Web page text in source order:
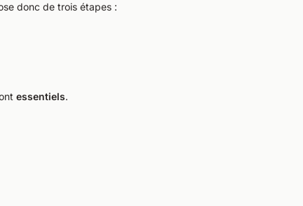
donc de trois étapes :
essentiels.